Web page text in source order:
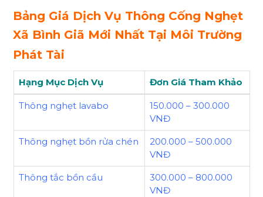
Bảng Giá Dịch Vụ Thông Cống Nghẹt
Xã Bình Giã Mới Nhất Tại Môi Trường
Phát Tài
Hạng Mục Dịch Vụ Đơn Giá Tham Khảo
Thông nghẹt lavabo
150.000 – 300.000
VNĐ
Thông nghẹt bồn rửa chén
200.000 – 500.000
VNĐ
Thông tắc bồn cầu
300.000 – 800.000
VNĐ